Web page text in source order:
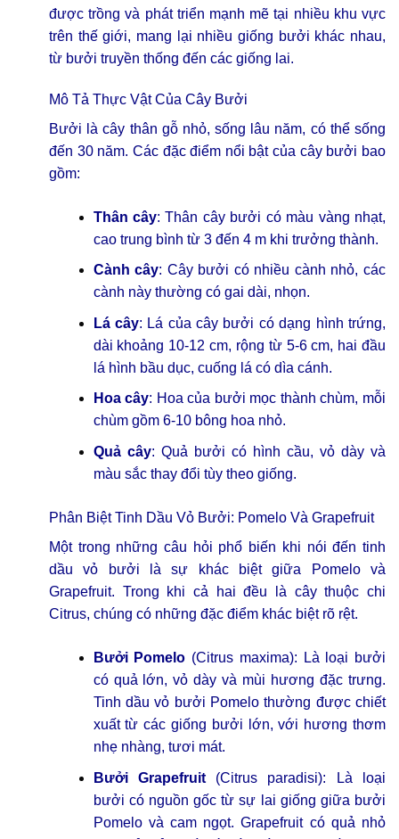
được trồng và phát triển mạnh mẽ tại nhiều khu vực
trên thế giới, mang lại nhiều giống bưởi khác nhau,
từ bưởi truyền thống đến các giống lai.
Mô Tả Thực Vật Của Cây Bưởi
Bưởi là cây thân gỗ nhỏ, sống lâu năm, có thể sống
đến 30 năm. Các đặc điểm nổi bật của cây bưởi bao
gồm:
Thân cây: Thân cây bưởi có màu vàng nhạt,
cao trung bình từ 3 đến 4 m khi trưởng thành.
Cành cây: Cây bưởi có nhiều cành nhỏ, các
cành này thường có gai dài, nhọn.
Lá cây: Lá của cây bưởi có dạng hình trứng,
dài khoảng 10-12 cm, rộng từ 5-6 cm, hai đầu
lá hình bầu dục, cuống lá có dìa cánh.
Hoa cây: Hoa của bưởi mọc thành chùm, mỗi
chùm gồm 6-10 bông hoa nhỏ.
Quả cây: Quả bưởi có hình cầu, vỏ dày và
màu sắc thay đổi tùy theo giống.
Phân Biệt Tinh Dầu Vỏ Bưởi: Pomelo Và Grapefruit
Một trong những câu hỏi phổ biến khi nói đến tinh
dầu vỏ bưởi là sự khác biệt giữa Pomelo và
Grapefruit. Trong khi cả hai đều là cây thuộc chi
Citrus, chúng có những đặc điểm khác biệt rõ rệt.
Bưởi Pomelo (Citrus maxima): Là loại bưởi
có quả lớn, vỏ dày và mùi hương đặc trưng.
Tinh dầu vỏ bưởi Pomelo thường được chiết
xuất từ các giống bưởi lớn, với hương thơm
nhẹ nhàng, tươi mát.
Bưởi Grapefruit(Citrus paradisi): Là loại
bưởi có nguồn gốc từ sự lai giống giữa bưởi
Pomelo và cam ngọt. Grapefruit có quả nhỏ